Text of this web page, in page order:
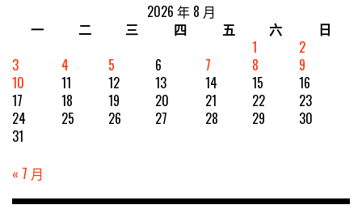
2026 年 8 月
一
二 三 四 五 六
日
1
2
3
4 5 6 7 8
9
10
11 12 13 14 15
16
17
18 19 20 21 22
23
24
25 26 27 28 29
30
31
« 7 月